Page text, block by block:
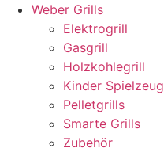
Weber Grills
Elektrogrill
Gasgrill
Holzkohlegrill
Kinder Spielzeug
Pelletgrills
Smarte Grills
Zubehör